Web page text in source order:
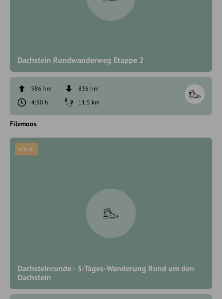
Dachstein Rundwanderweg Etappe 2
986 hm
836 hm
4:30 h
11,5 km
Filzmoos
Dachsteinrunde - 3-Tages-Wanderung Rund um den
Dachstein
mittel